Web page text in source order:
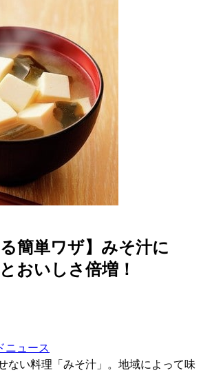
簡単ワザ】みそ汁に
おいしさ倍増！
ニュース
ない料理「みそ汁」。地域によって味